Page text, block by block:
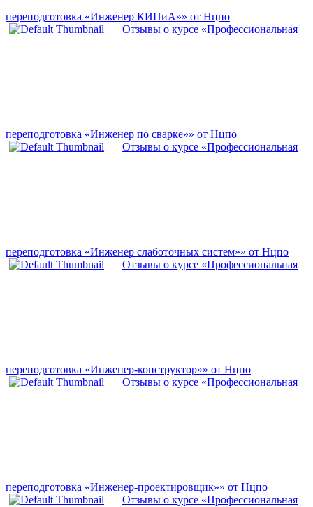
переподготовка «Инженер КИПиА»» от Нцпо
Отзывы о курсе «Профессиональная
переподготовка «Инженер по сварке»» от Нцпо
Отзывы о курсе «Профессиональная
переподготовка «Инженер слаботочных систем»» от Нцпо
Отзывы о курсе «Профессиональная
переподготовка «Инженер-конструктор»» от Нцпо
Отзывы о курсе «Профессиональная
переподготовка «Инженер-проектировщик»» от Нцпо
Отзывы о курсе «Профессиональная